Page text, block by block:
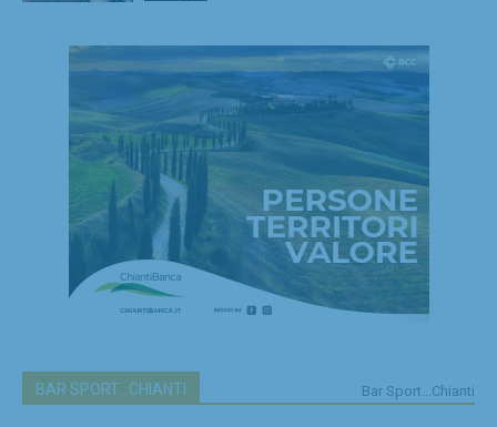
BAR SPORT...CHIANTI Bar Sport...Chianti